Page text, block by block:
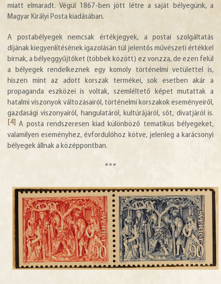
miatt elmaradt. Végül 1867-ben jött létre a saját bélyegünk, a
Magyar Királyi Posta kiadásában.
A postabélyegek nemcsak értékjegyek, a postai szolgáltatás
díjának kiegyenlítésének igazolásán túl jelentős művészeti értékkel
bírnak, a bélyeggyűjtőket (többek között) ez vonzza, de ezen felül
a bélyegek rendelkeznek egy komoly történelmi vetülettel is,
hiszen mint az adott korszak termékei, sok esetben akár a
propaganda eszközei is voltak, szemléltető képet mutattak a
hatalmi viszonyok változásairól, történelmi korszakok eseményeiről,
gazdasági viszonyairól, hangulatáról, kultúrájáról, sőt, divatjáról is.
[4] A posta rendszeresen kiad különböző tematikus bélyegeket,
valamilyen eseményhez, évfordulóhoz kötve, jelenleg a karácsonyi
bélyegek állnak a középpontban.
***